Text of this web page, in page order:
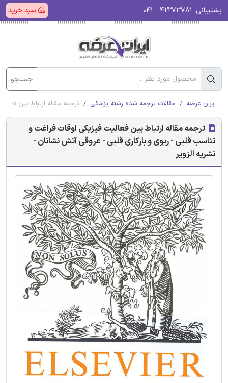
پشتیبانی: سبد خرید
جستجو
ایران عرضه مقالات ترجمه شده رشته پزشکی ترجمه مقاله ارتباط بین
ترجمه مقاله ارتباط بین فعالیت فیزیکی اوقات فراغت و
تناسب قلبی - ریوی و بارکاری قلبی - عروقی آتش نشانان -
نشریه الزویر